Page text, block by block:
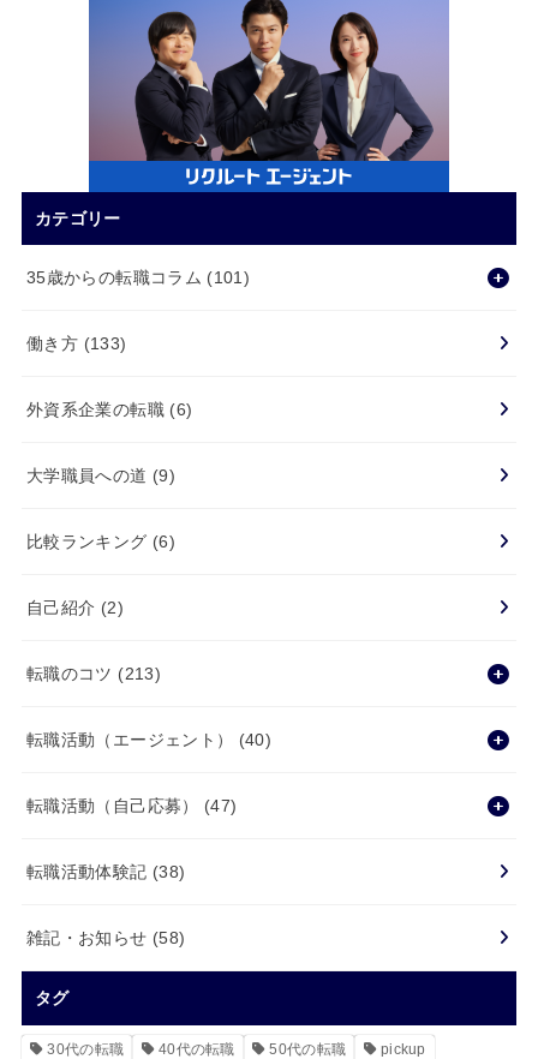
カテゴリー
35歳からの転職コラム (101)
働き方 (133)
外資系企業の転職 (6)
大学職員への道 (9)
比較ランキング (6)
自己紹介 (2)
転職のコツ (213)
転職活動（エージェント） (40)
転職活動（自己応募） (47)
転職活動体験記 (38)
雑記・お知らせ (58)
タグ
30代の転職 40代の転職 50代の転職
pickup